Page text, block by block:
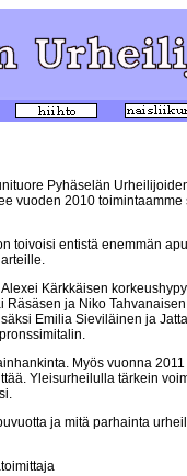
Pyhäselän
vuoden 2010 toimintaamme
toivoisi entistä enemmän
Kärkkäisen
Räsäsen ja Niko
Emilia Sieviläinen ja
Myös vuonna 2011
Yleisurheilulla tärkein
ja mitä parhainta